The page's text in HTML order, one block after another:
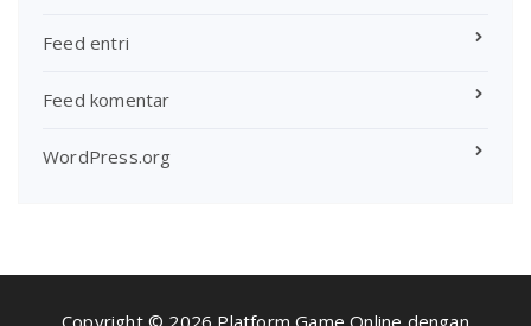
Feed entri
Feed komentar
WordPress.org